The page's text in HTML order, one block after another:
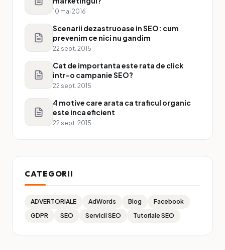
10 mai 2016
Scenarii dezastruoase in SEO: cum
prevenim ce nici nu gandim
22 sept. 2015
Cat de importanta este rata de click
intr-o campanie SEO?
22 sept. 2015
4 motive care arata ca traficul organic
este inca eficient
22 sept. 2015
CATEGORII
ADVERTORIALE AdWords Blog
Facebook
GDPR
SEO Servicii SEO Tutoriale SEO